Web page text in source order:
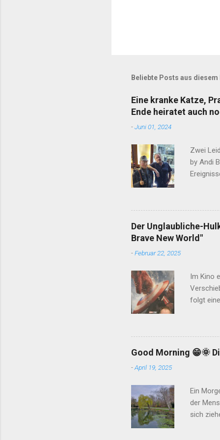
Beliebte Posts aus diesem
Eine kranke Katze,
Ende heiratet auch
-Juni 01, 2024
Zwei
by Andi
was
wieder
Sohn tut
Leser
Der Unglaubliche-
Brave New World"
-Februar 22, 2025
Im Kino
folgt
Allen
Good Morning 😁🌞
-April 19, 2025
Ein
der
sich
dieser